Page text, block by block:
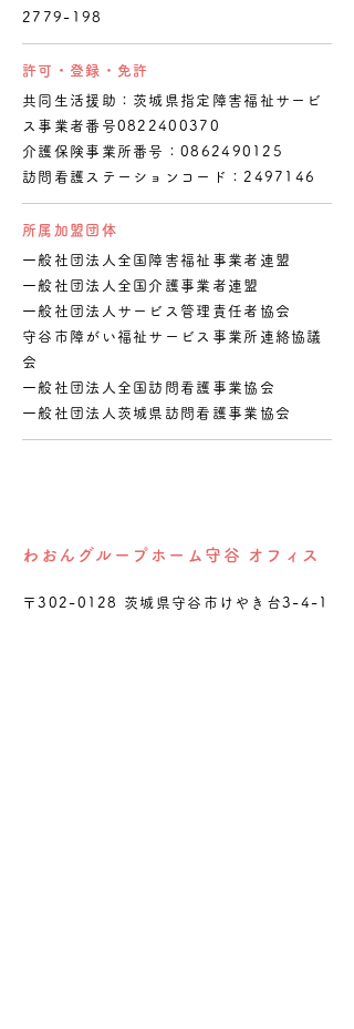
2779-198
許可・登録・免許
共同生活援助：茨城県指定障害福祉サービ
ス事業者番号0822400370
介護保険事業所番号：0862490125
訪問看護ステーションコード：2497146
所属加盟団体
一般社団法人全国障害福祉事業者連盟
一般社団法人全国介護事業者連盟
一般社団法人サービス管理責任者協会
守谷市障がい福祉サービス事業所連絡協議
会
一般社団法人全国訪問看護事業協会
一般社団法人茨城県訪問看護事業協会
わおんグループホーム守谷 オフィス
〒302-0128 茨城県守谷市けやき台3-4-1